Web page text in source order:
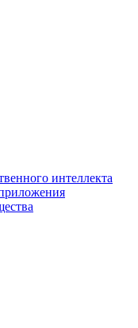
интеллекта